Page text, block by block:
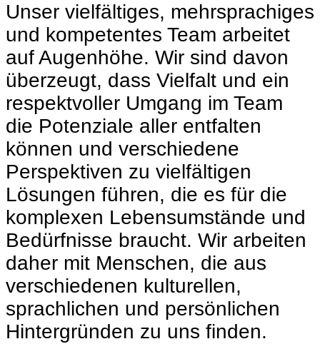
Unser vielfältiges, mehrsprachiges
und kompetentes Team arbeitet
auf Augenhöhe. Wir sind davon
überzeugt, dass Vielfalt und ein
respektvoller Umgang im Team
die Potenziale aller entfalten
können und verschiedene
Perspektiven zu vielfältigen
Lösungen führen, die es für die
komplexen Lebensumstände und
Bedürfnisse braucht. Wir arbeiten
daher mit Menschen, die aus
verschiedenen kulturellen,
sprachlichen und persönlichen
Hintergründen zu uns finden.